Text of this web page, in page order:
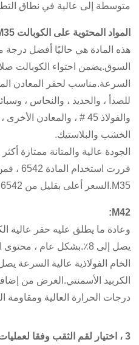
متوسطة إلى عالية في نطاق
المواد المحتوية على الكوبالت M35:
هذه المادة هي حاليًا أفضل درجة
السوق.يضمن احتواء الكوبالت
السرعة.مناسب لحفر المعادن
للصدأ ، والحديد ، والنحاس ،
والفولاذ 45 # ، والمعادن
الخشب والبلاستيك.
الجودة عالية والمتانة ممتازة
قررت
M35.السعر أعلى بقليل من 6542 ، لكن القيمة المطلقة.
M42:
وعادة ما يطلق عليه حفر عالية
يصل إلى 8٪.بشكل عام ،
الكربيد الأسمنتي.الغرض من
درجات الحرارة العالية ومقاومة
3 ، اختيار لقم الثقب وفقا لعمليات إنتاج لقم الثقب